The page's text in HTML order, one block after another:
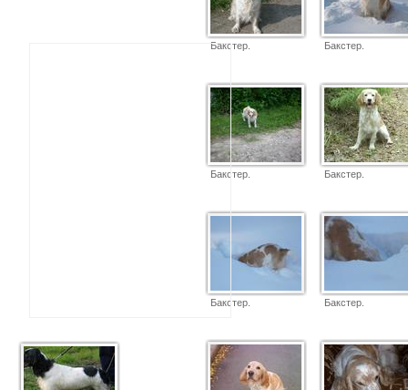
Бакстер. Бакстер.
Бакстер. Бакстер.
Бакстер. Бакстер.